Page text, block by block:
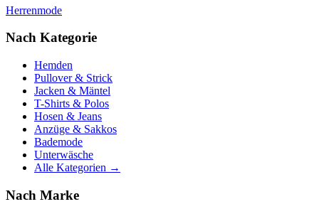
Herrenmode
Nach Kategorie
Hemden
Pullover & Strick
Jacken & Mäntel
T-Shirts & Polos
Hosen & Jeans
Anzüge & Sakkos
Bademode
Unterwäsche
Alle Kategorien →
Nach Marke